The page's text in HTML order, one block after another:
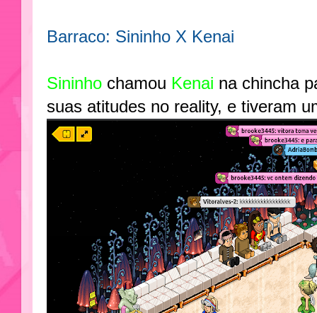
Barraco: Sininho X Kenai
Sininho chamou Kenai na chincha
suas atitudes no reality, e tiveram